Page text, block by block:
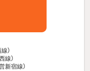
）
線）
新宿線）